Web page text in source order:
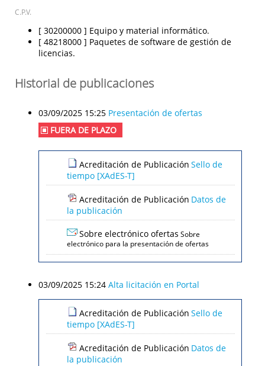
C.P.V.
[ 30200000 ] Equipo y material informático.
[ 48218000 ] Paquetes de software de gestión de
licencias.
Historial de publicaciones
03/09/2025 15:25 Presentación de ofertas
FUERA DE PLAZO
Acreditación de Publicación Sello de
tiempo [XAdES-T]
Acreditación de Publicación Datos de
la publicación
Sobre electrónico ofertas Sobre
electrónico para la presentación de ofertas
03/09/2025 15:24 Alta licitación en Portal
Acreditación de Publicación Sello de
tiempo [XAdES-T]
Acreditación de Publicación Datos de
la publicación